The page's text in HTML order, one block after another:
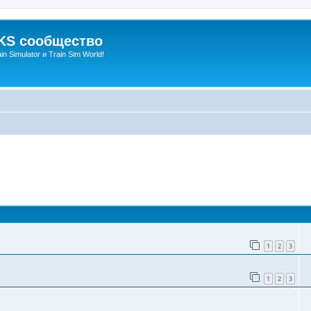
сообщество
Simulator и Train Sim World!
1 2 3
1 2 3